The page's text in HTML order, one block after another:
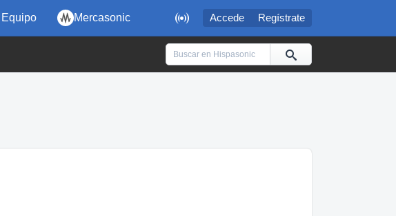
 Accede Regístrate
Equipo Mercasonic